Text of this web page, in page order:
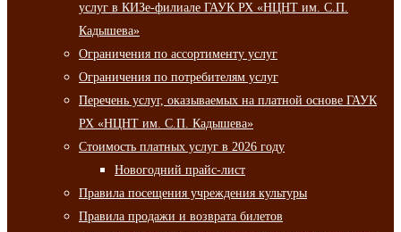
услуг в КИЗе-филиале ГАУК РХ «НЦНТ им. С.П.
Кадышева»
Ограничения по ассортименту услуг
Ограничения по потребителям услуг
Перечень услуг, оказываемых на платной основе ГАУК
РХ «НЦНТ им. С.П. Кадышева»
Стоимость платных услуг в 2026 году
Новогодний прайс-лист
Правила посещения учреждения культуры
Правила продажи и возврата билетов